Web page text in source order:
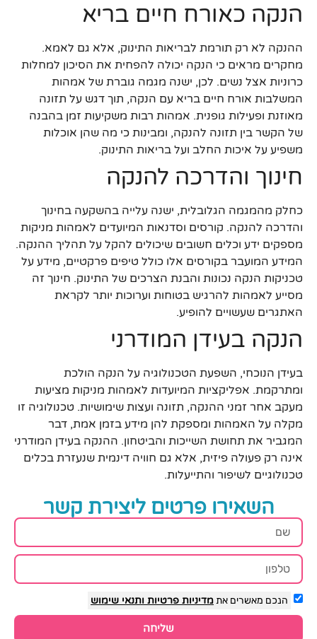
הנקה כאורח חיים בריא
ההנקה לא רק תורמת לבריאות התינוק, אלא גם לאמא.
מחקרים מראים כי הנקה יכולה להפחית את הסיכון למחלות
כרוניות אצל נשים. לכן, ישנה מגמה גוברת של אמהות
המשלבות אורח חיים בריא עם הנקה, תוך דגש על תזונה
מאוזנת ופעילות גופנית. אמהות רבות משקיעות זמן בהבנה
של הקשר בין תזונה להנקה, ומבינות כי מה שהן אוכלות
משפיע על איכות החלב ועל בריאות התינוק.
חינוך והדרכה להנקה
כחלק מהמגמה הגלובלית, ישנה עלייה בהשקעה בחינוך
והדרכה להנקה. קורסים וסדנאות המיועדים לאמהות מניקות
מספקים ידע וכלים חשובים שיכולים להקל על תהליך ההנקה.
המידע המועבר בקורסים אלו כולל טיפים פרקטיים, מידע על
טכניקות הנקה נכונות והבנת הצרכים של התינוק. חינוך זה
מסייע לאמהות להרגיש בטוחות וערוכות יותר לקראת
האתגרים שעשויים להופיע.
הנקה בעידן המודרני
בעידן הנוכחי, השפעת הטכנולוגיה על הנקה הולכת
ומתרקמת. אפליקציות המיועדות לאמהות מניקות מציעות
מעקב אחר זמני ההנקה, תזונה ועצות שימושיות. טכנולוגיה זו
מקלה על האמהות ומספקת להן מידע בזמן אמת, דבר
המגביר את תחושת השייכות והביטחון. ההנקה בעידן המודרני
אינה רק פעולה פיזית, אלא גם חוויה דינמית שנעזרת בכלים
טכנולוגיים לשיפור והתייעלות.
השאירו פרטים ליצירת קשר
הנכם מאשרים אתמדיניות פרטיות ותנאי שימוש
שליחה